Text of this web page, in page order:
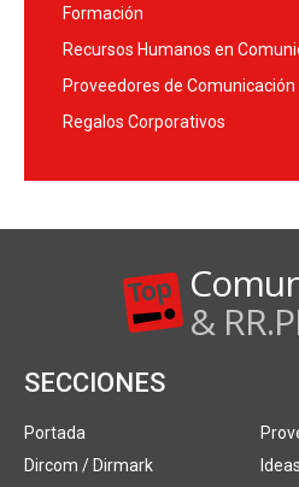
Formación
Recursos Humanos en
Proveedores de Comunicación
Regalos Corporativos
&
SECCIONES
Portada
Dircom / Dirmark
Ideas